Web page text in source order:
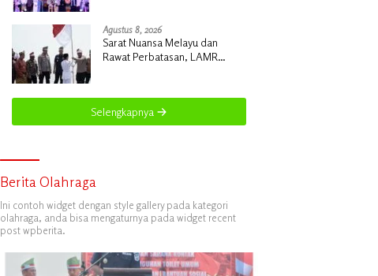
Mendunia’
Agustus 8, 2026
Sarat Nuansa Melayu dan
Rawat Perbatasan, LAMR
Polda Riau
Selengkapnya
Berita Olahraga
Ini contoh widget dengan style gallery pada kategori
olahraga, anda bisa mengaturnya pada widget recent
post wpberita.